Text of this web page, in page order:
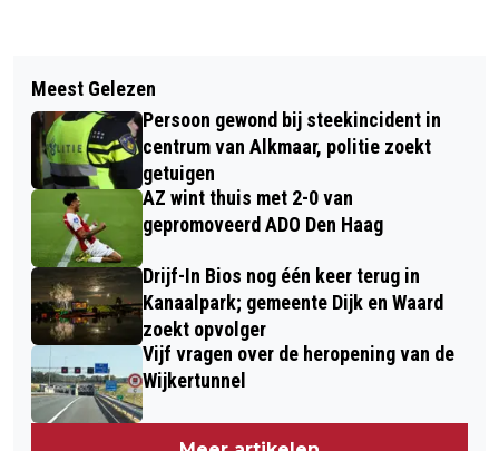
OTHMAN OTAY NIEUWE
KINDERBURGEMEESTER ALKMAAR
EARTH, WIND & FIRE IN PODIUM
VICTORIE
Meest Gelezen
Persoon gewond bij steekincident in
centrum van Alkmaar, politie zoekt
getuigen
AZ wint thuis met 2-0 van
gepromoveerd ADO Den Haag
Drijf-In Bios nog één keer terug in
Kanaalpark; gemeente Dijk en Waard
zoekt opvolger
Vijf vragen over de heropening van de
Wijkertunnel